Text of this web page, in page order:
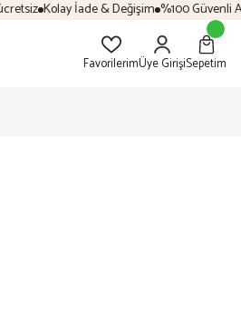
Kolay İade & Değişim %100 Güvenli
FavorilerimÜye GirişiSepetim